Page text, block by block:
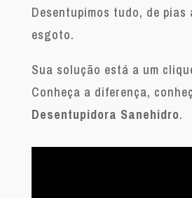
Desentupimos tudo, de pias
esgoto.
Sua solução está a um
Conheça a diferença,
Desentupidora Sanehidro.